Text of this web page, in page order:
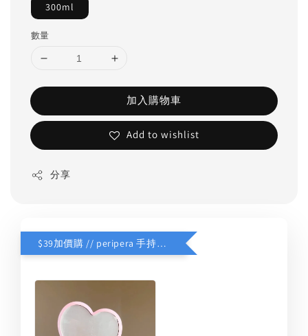
300ml
數量
加入購物車
Add to wishlist
分享
$39加價購 // peripera 手持化妝鏡